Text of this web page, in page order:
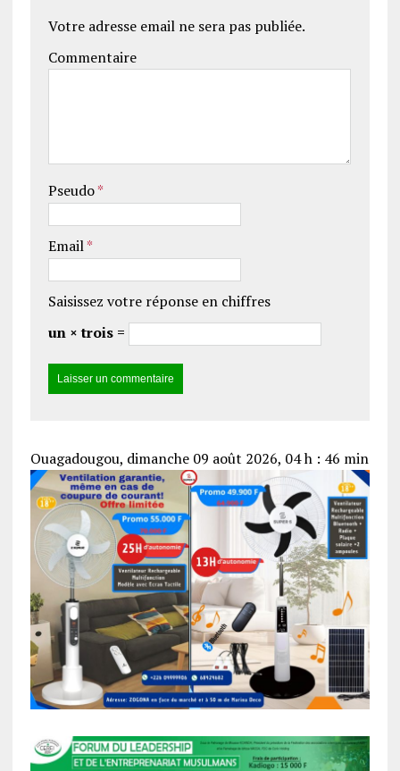
Votre adresse email ne sera pas publiée.
Commentaire
Pseudo*
Email*
Saisissez votre réponse en chiffres
un × trois =
Ouagadougou, dimanche 09 août 2026, 04 h : 46 min